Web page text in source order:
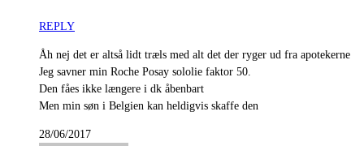
REPLY
Åh nej det er altså lidt træls med alt det der ryger ud fra apotekerne
Jeg savner min Roche Posay sololie faktor 50.
Den fåes ikke længere i dk åbenbart
Men min søn i Belgien kan heldigvis skaffe den
28/06/2017